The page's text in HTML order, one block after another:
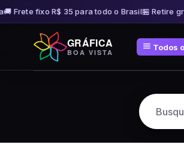
fixo R$ 35 para todo o Brasil🏪 Retire
conteúdo
GRÁFICA
BOA VISTA
Todos